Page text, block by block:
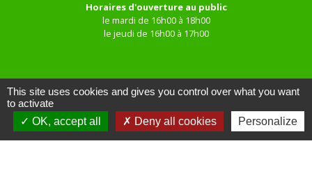
Horaires d'ouverture au public
le mardi de 16h00 à 18h00
le jeudi de 16h00 à 17h00
Liens
This site uses cookies and gives you control over what you want
to activate
OK, accept all
Deny all cookies Personalize